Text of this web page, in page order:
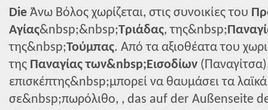
Die Άνω Βόλος χωρίζεται, στις συνοικίες του
Αγίας&nbsp;&nbsp;Τριάδας, της&nbsp;
της&nbsp;Τούμπας. Από τα αξιοθέατα του
της Παναγίας των&nbsp;Εισοδίων
επισκέπτης&nbsp;μπορεί να θαυμάσει τα
σε&nbsp;πωρόλιθο, , das auf der Außenseite